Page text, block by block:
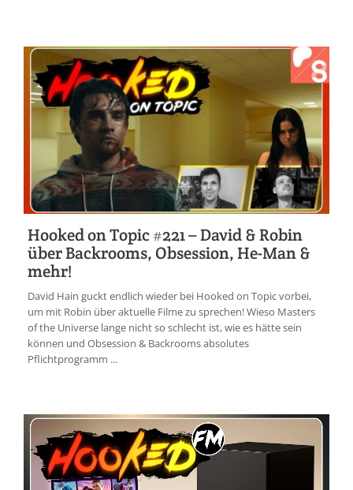
Hooked on Topic #221 – David & Robin
über Backrooms, Obsession, He-Man &
mehr!
David Hain guckt endlich wieder bei Hooked on Topic vorbei,
um mit Robin über aktuelle Filme zu sprechen! Wieso Masters
of the Universe lange nicht so schlecht ist, wie es hätte sein
können und Obsession & Backrooms absolutes
Pflichtprogramm ...